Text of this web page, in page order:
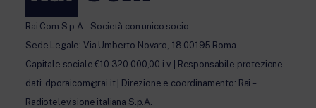
Rai Com S.p.A. - Società con unico socio
Sede Legale: Via Umberto Novaro, 18 00195 Roma
Capitale sociale €10.320.000,00 i.v. | Responsabile protezione
dati: dporaicom@rai.it | Direzione e coordinamento: Rai –
Radiotelevisione italiana S.p.A.